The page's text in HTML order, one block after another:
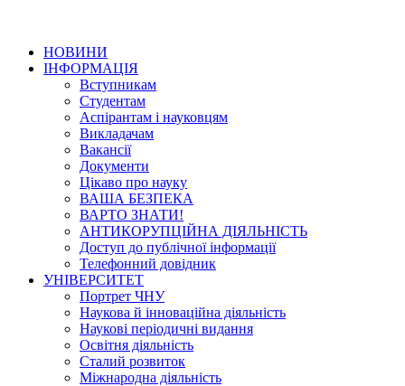
НОВИНИ
ІНФОРМАЦІЯ
Вступникам
Студентам
Аспірантам і науковцям
Викладачам
Вакансії
Документи
Цікаво про науку
ВАША БЕЗПЕКА
ВАРТО ЗНАТИ!
АНТИКОРУПЦІЙНА ДІЯЛЬНІСТЬ
Доступ до публічної інформації
Телефонний довідник
УНІВЕРСИТЕТ
Портрет ЧНУ
Наукова й інноваційна діяльність
Наукові періодичні видання
Освітня діяльність
Сталий розвиток
Міжнародна діяльність